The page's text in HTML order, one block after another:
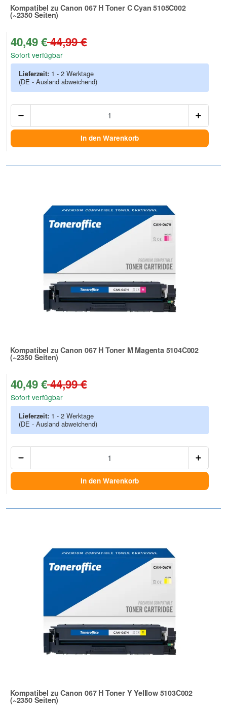
Kompatibel zu Canon 067 H Toner C Cyan 5105C002
(~2350 Seiten)
Zur Artikelbewertung
40,49 €44,99 €
Sofort verfügbar
Lieferzeit: 1 - 2 Werktage
(DE - Ausland abweichend)
In den Warenkorb
Kompatibel zu Canon 067 H Toner M Magenta 5104C002
(~2350 Seiten)
Zur Artikelbewertung
40,49 €44,99 €
Sofort verfügbar
Lieferzeit: 1 - 2 Werktage
(DE - Ausland abweichend)
In den Warenkorb
Kompatibel zu Canon 067 H Toner Y Yelllow 5103C002
(~2350 Seiten)
Zur Artikelbewertung